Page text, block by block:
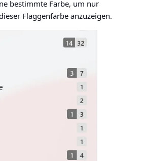
bestimmte Farbe, um nur
Flaggenfarbe anzuzeigen.